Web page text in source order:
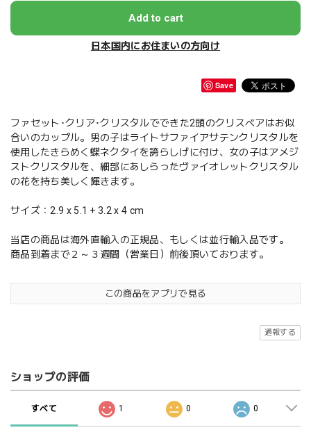
Add to cart
日本国内にお住まいの方向け
Save
ファセット･クリア･クリスタルでできた2頭のクリスベアはお似
合いのカップル。男の子はライトサファイアサテンクリスタルを
使用したきらめく蝶ネクタイを誇らしげに付け、女の子はアメジ
ストクリスタルを、細部にあしらったヴァイオレットクリスタル
の花を持ち美しく輝きます。
サイズ：2.9 x 5.1 + 3.2 x 4 cm
当店の商品は海外直輸入の正規品、もしくは並行輸入品です。
商品到着まで２～３週間（営業日）前後頂いております。
この商品をアプリで見る
通報する
ショップの評価
すべて 1 0 0